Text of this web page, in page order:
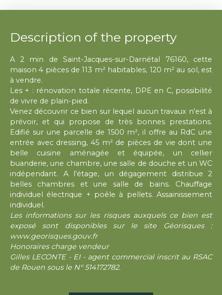
Description of the property
A 2 min de Saint-Jacques-sur-Darnétal 76160, cette
maison 4 pièces de 113 m² habitables, 120 m² au sol, est
à vendre.
Les + : rénovation totale récente, DPE en C, possibilité
de vivre de plain-pied.
Venez découvrir ce bien sur lequel aucun travaux n'est à
prévoir, et qui propose de très bonnes prestations.
Edifié sur une parcelle de 1500 m², il offre au RdC une
entrée avec dressing, 45 m² de pièces de vie dont une
belle cuisine aménagée et équipée, un cellier
buanderie, une chambre, une salle de douche et un WC
indépendant. A l'étage, un dégagement distribue 2
belles chambres et une salle de bains. Chauffage
individuel électrique + poêle à pellets. Assainissement
individuel.
Les informations sur les risques auxquels ce bien est
exposé sont disponibles sur le site Géorisques :
www.georisques.gouv.fr
Honoraires charge vendeur
Gilles LECONTE - EI - agent commercial inscrit au RSAC
de Rouen sous le N° 514172782.